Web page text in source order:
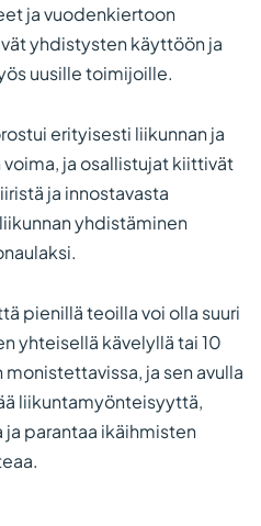
ja vuodenkiertoon
yhdistysten käyttöön ja
uusille toimijoille.
erityisesti liikunnan ja
ja osallistujat kiittivät
ja innostavasta
yhdistäminen
pienillä teoilla voi olla suuri
yhteisellä kävelyllä tai 10
ja sen avulla
liikuntamyönteisyyttä,
ja parantaa ikäihmisten